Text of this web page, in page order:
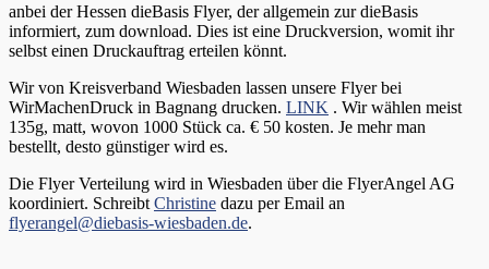
anbei der Hessen dieBasis Flyer, der allgemein zur dieBasis
informiert, zum download. Dies ist eine Druckversion, womit ihr
selbst einen Druckauftrag erteilen könnt.
Wir von Kreisverband Wiesbaden lassen unsere Flyer bei
WirMachenDruck in Bagnang drucken. LINK . Wir wählen meist
135g, matt, wovon 1000 Stück ca. € 50 kosten. Je mehr man
bestellt, desto günstiger wird es.
Die Flyer Verteilung wird in Wiesbaden über die FlyerAngel AG
koordiniert. Schreibt Christine dazu per Email an
flyerangel@diebasis-wiesbaden.de.